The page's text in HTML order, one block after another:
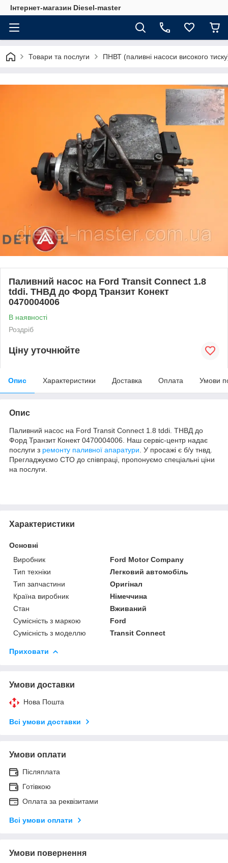
Інтернет-магазин Diesel-master
Товари та послуги ПНВТ (паливні насоси високого
Паливний насос на Ford Transit Connect 1.8
tddi. ТНВД до Форд Транзит Конект
0470004006
В наявності
Роздріб
Ціну уточнюйте
Опис Характеристики Доставка Оплата Умови
Опис
Паливний насос на Ford Transit Connect 1.8 tddi. ТНВД до
Форд Транзит Конект 0470004006. Наш сервіс-центр надає
послуги з ремонту паливної апаратури . У просажі є б/у тнвд.
Прегладжуємо СТО до співпраці, пропонуємо спеціальні ціни
на послуги.
Характеристики
Основні
Виробник
Ford Motor Company
Тип техніки
Легковий автомобіль
Тип запчастини
Оригінал
Країна виробник
Німеччина
Стан
Вживаний
Сумісність з маркою
Ford
Сумісність з моделлю
Transit Connect
Приховати
Умови доставки
Нова Пошта
Всі умови доставки
Умови оплати
Післяплата
Готівкою
Оплата за реквізитами
Всі умови оплати
Умови повернення